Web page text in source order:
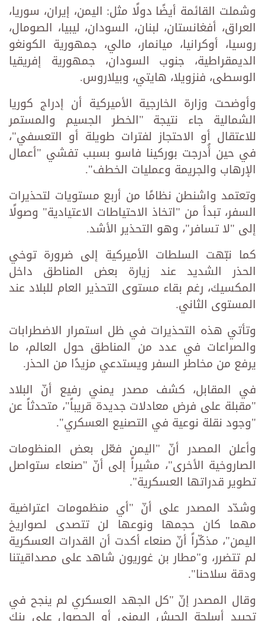
وشملت القائمة أيضًا دولًا مثل: اليمن، إيران، سوريا،
العراق، أفغانستان، لبنان، السودان، ليبيا، الصومال،
روسيا، أوكرانيا، ميانمار، مالي، جمهورية الكونغو
الديمقراطية، جنوب السودان، جمهورية إفريقيا
الوسطى، فنزويلا، هايتي، وبيلاروس.
وأوضحت وزارة الخارجية الأميركية أن إدراج كوريا
الشمالية جاء نتيجة "الخطر الجسيم والمستمر
للاعتقال أو الاحتجاز لفترات طويلة أو التعسفي"،
في حين أُدرجت بوركينا فاسو بسبب تفشي "أعمال
الإرهاب والجريمة وعمليات الخطف".
وتعتمد واشنطن نظامًا من أربع مستويات لتحذيرات
السفر، تبدأ من "اتخاذ الاحتياطات الاعتيادية" وصولًا
إلى "لا تسافر"، وهو التحذير الأشد.
كما نبّهت السلطات الأميركية إلى ضرورة توخي
الحذر الشديد عند زيارة بعض المناطق داخل
المكسيك، رغم بقاء مستوى التحذير العام للبلاد عند
المستوى الثاني.
وتأتي هذه التحذيرات في ظل استمرار الاضطرابات
والصراعات في عدد من المناطق حول العالم، ما
يرفع من مخاطر السفر ويستدعي مزيدًا من الحذر.
في المقابل، كشف مصدر يمني رفيع أنّ البلاد
"مقبلة على فرض معادلات جديدة قريباً"، متحدثاً عن
"وجود نقلة نوعية في التصنيع العسكري".
وأعلن المصدر أنّ "اليمن فعّل بعض المنظومات
الصاروخية الأخرى"، مشيراً إلى أنّ "صنعاء ستواصل
تطوير قدراتها العسكرية".
وشدّد المصدر على أنّ "أي منظمومات اعتراضية
مهما كان حجمها ونوعها لن تتصدى لصواريخ
اليمن"، مذكّراً أنّ صنعاء أكدت أن القدرات العسكرية
لم تتضرر، و"مطار بن غوريون شاهد على مصداقيتنا
ودقة سلاحنا".
وقال المصدر إنّ "كل الجهد العسكري لم ينجح في